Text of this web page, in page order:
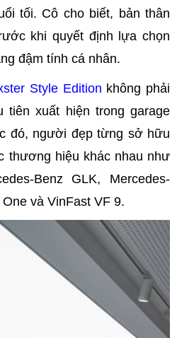
tối. Cô cho biết, bản thân
khi quyết định lựa chọn
đậm tính cá nhân.
Style Edition không phải
tiên xuất hiện trong garage
đó, người đẹp từng sở hữu
thương hiệu khác nhau như
Benz GLK, Mercedes-
và VinFast VF 9.